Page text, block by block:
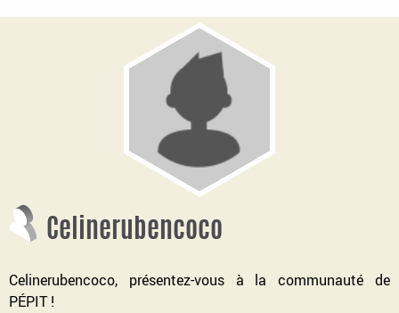
Celinerubencoco
Celinerubencoco, présentez-vous à la communauté de
PÉPIT !